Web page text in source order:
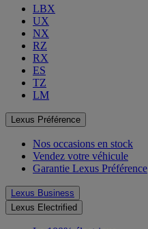
LBX
UX
NX
RZ
RX
ES
TZ
LM
Lexus Préférence
Nos occasions en stock
Vendez votre véhicule
Garantie Lexus Préférence
Lexus Business
Lexus Electrified